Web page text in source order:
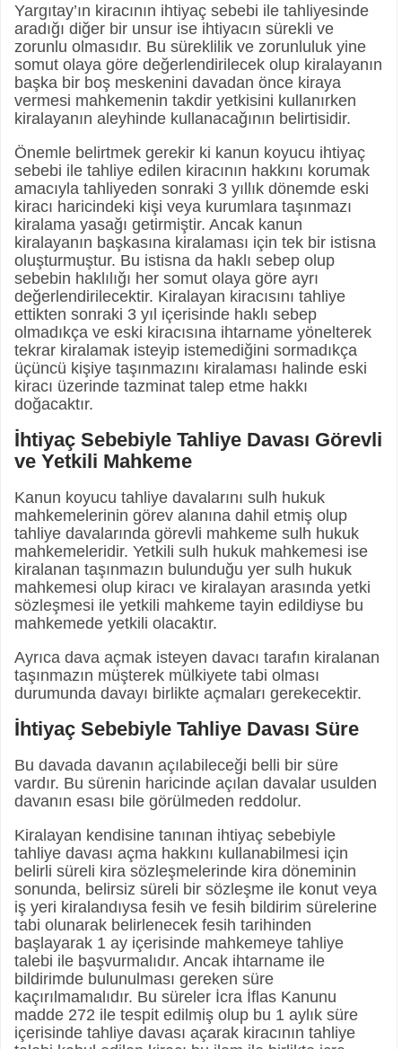
Yargıtay’ın kiracının ihtiyaç sebebi ile tahliyesinde
aradığı diğer bir unsur ise ihtiyacın sürekli ve
zorunlu olmasıdır. Bu süreklilik ve zorunluluk yine
somut olaya göre değerlendirilecek olup kiralayanın
başka bir boş meskenini davadan önce kiraya
vermesi mahkemenin takdir yetkisini kullanırken
kiralayanın aleyhinde kullanacağının belirtisidir.
Önemle belirtmek gerekir ki kanun koyucu ihtiyaç
sebebi ile tahliye edilen kiracının hakkını korumak
amacıyla tahliyeden sonraki 3 yıllık dönemde eski
kiracı haricindeki kişi veya kurumlara taşınmazı
kiralama yasağı getirmiştir. Ancak kanun
kiralayanın başkasına kiralaması için tek bir istisna
oluşturmuştur. Bu istisna da haklı sebep olup
sebebin haklılığı her somut olaya göre ayrı
değerlendirilecektir. Kiralayan kiracısını tahliye
ettikten sonraki 3 yıl içerisinde haklı sebep
olmadıkça ve eski kiracısına ihtarname yönelterek
tekrar kiralamak isteyip istemediğini sormadıkça
üçüncü kişiye taşınmazını kiralaması halinde eski
kiracı üzerinde tazminat talep etme hakkı
doğacaktır.
İhtiyaç Sebebiyle Tahliye Davası Görevli
ve Yetkili Mahkeme
Kanun koyucu tahliye davalarını sulh hukuk
mahkemelerinin görev alanına dahil etmiş olup
tahliye davalarında görevli mahkeme sulh hukuk
mahkemeleridir. Yetkili sulh hukuk mahkemesi ise
kiralanan taşınmazın bulunduğu yer sulh hukuk
mahkemesi olup kiracı ve kiralayan arasında yetki
sözleşmesi ile yetkili mahkeme tayin edildiyse bu
mahkemede yetkili olacaktır.
Ayrıca dava açmak isteyen davacı tarafın kiralanan
taşınmazın müşterek mülkiyete tabi olması
durumunda davayı birlikte açmaları gerekecektir.
İhtiyaç Sebebiyle Tahliye Davası Süre
Bu davada davanın açılabileceği belli bir süre
vardır. Bu sürenin haricinde açılan davalar usulden
davanın esası bile görülmeden reddolur.
Kiralayan kendisine tanınan ihtiyaç sebebiyle
tahliye davası açma hakkını kullanabilmesi için
belirli süreli kira sözleşmelerinde kira döneminin
sonunda, belirsiz süreli bir sözleşme ile konut veya
iş yeri kiralandıysa fesih ve fesih bildirim sürelerine
tabi olunarak belirlenecek fesih tarihinden
başlayarak 1 ay içerisinde mahkemeye tahliye
talebi ile başvurmalıdır. Ancak ihtarname ile
bildirimde bulunulması gereken süre
kaçırılmamalıdır. Bu süreler İcra İflas Kanunu
madde 272 ile tespit edilmiş olup bu 1 aylık süre
içerisinde tahliye davası açarak kiracının tahliye